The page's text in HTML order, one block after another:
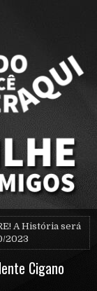
A História será
2023
Cigano